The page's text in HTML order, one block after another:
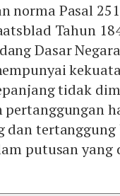
norma Pasal
Tahun
Dasar
tidak
dan
putusan yang